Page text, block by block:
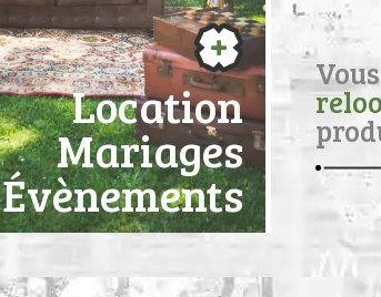
Location
Mariages
Évènements